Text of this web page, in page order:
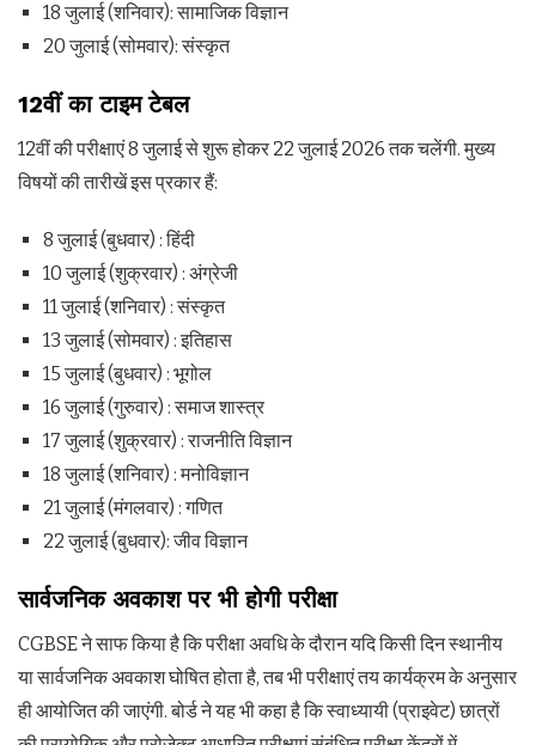
18 जुलाई (शनिवार): सामाजिक विज्ञान
20 जुलाई (सोमवार): संस्कृत
12वीं का टाइम टेबल
12वीं की परीक्षाएं 8 जुलाई से शुरू होकर 22 जुलाई 2026 तक चलेंगी. मुख्य
विषयों की तारीखें इस प्रकार हैं:
8 जुलाई (बुधवार) : हिंदी
10 जुलाई (शुक्रवार) : अंग्रेजी
11 जुलाई (शनिवार) : संस्कृत
13 जुलाई (सोमवार) : इतिहास
15 जुलाई (बुधवार) : भूगोल
16 जुलाई (गुरुवार) : समाज शास्त्र
17 जुलाई (शुक्रवार) : राजनीति विज्ञान
18 जुलाई (शनिवार) : मनोविज्ञान
21 जुलाई (मंगलवार) : गणित
22 जुलाई (बुधवार): जीव विज्ञान
सार्वजनिक अवकाश पर भी होगी परीक्षा
CGBSE ने साफ किया है कि परीक्षा अवधि के दौरान यदि किसी दिन स्थानीय
या सार्वजनिक अवकाश घोषित होता है, तब भी परीक्षाएं तय कार्यक्रम के अनुसार
ही आयोजित की जाएंगी. बोर्ड ने यह भी कहा है कि स्वाध्यायी (प्राइवेट) छात्रों